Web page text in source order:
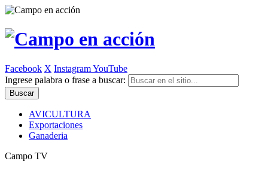
Facebook X InstagramYouTube
Ingrese palabra o frase a buscar:
AVICULTURA
Exportaciones
Ganaderia
Campo TV